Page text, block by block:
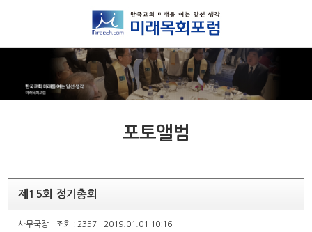
포토앨범
제15회 정기총회
사무국장 조회 : 2357 2019.01.01 10:16